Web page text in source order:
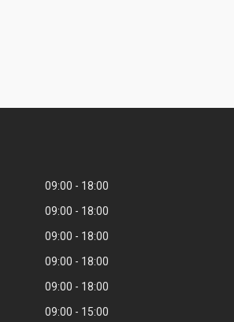
09:00
18:00
09:00
18:00
09:00
18:00
09:00
18:00
09:00
18:00
09:00
15:00